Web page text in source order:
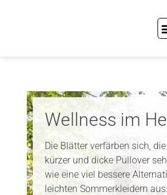
Wellness im
Die Blätter verfärben sich,
kürzer und dicke Pullover
wie eine viel bessere
leichten Sommerkleidern